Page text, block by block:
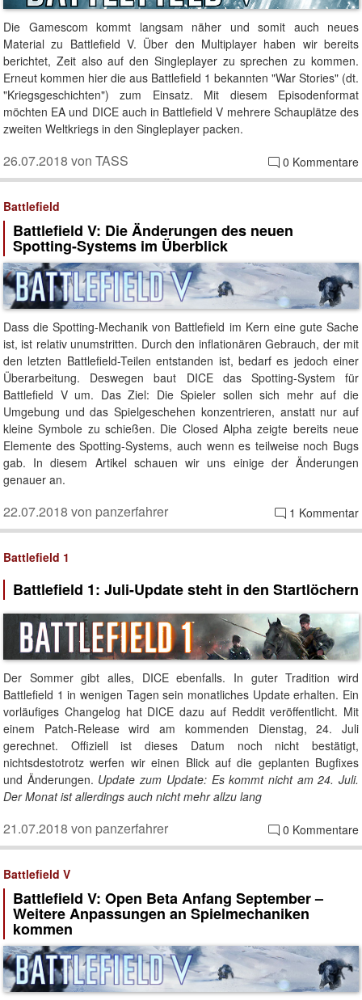
Die Gamescom kommt langsam näher und somit auch neues
Material zu Battlefield V. Über den Multiplayer haben wir bereits
berichtet, Zeit also auf den Singleplayer zu sprechen zu kommen.
Erneut kommen hier die aus Battlefield 1 bekannten "War Stories" (dt.
"Kriegsgeschichten") zum Einsatz. Mit diesem Episodenformat
möchten EA und DICE auch in Battlefield V mehrere Schauplätze des
zweiten Weltkriegs in den Singleplayer packen.
0 Kommentare
26.07.2018 von TASS
Battlefield
Battlefield V: Die Änderungen des neuen
Spotting-Systems im Überblick
Dass die Spotting-Mechanik von Battlefield im Kern eine gute Sache
ist, ist relativ unumstritten. Durch den inflationären Gebrauch, der mit
den letzten Battlefield-Teilen entstanden ist, bedarf es jedoch einer
Überarbeitung. Deswegen baut DICE das Spotting-System für
Battlefield V um. Das Ziel: Die Spieler sollen sich mehr auf die
Umgebung und das Spielgeschehen konzentrieren, anstatt nur auf
kleine Symbole zu schießen. Die Closed Alpha zeigte bereits neue
Elemente des Spotting-Systems, auch wenn es teilweise noch Bugs
gab. In diesem Artikel schauen wir uns einige der Änderungen
genauer an.
1 Kommentar
22.07.2018 von panzerfahrer
Battlefield 1
Battlefield 1: Juli-Update steht in den Startlöchern
Der Sommer gibt alles, DICE ebenfalls. In guter Tradition wird
Battlefield 1 in wenigen Tagen sein monatliches Update erhalten. Ein
vorläufiges Changelog hat DICE dazu auf Reddit veröffentlicht. Mit
einem Patch-Release wird am kommenden Dienstag, 24. Juli
gerechnet. Offiziell ist dieses Datum noch nicht bestätigt,
nichtsdestotrotz werfen wir einen Blick auf die geplanten Bugfixes
und Änderungen. Update zum Update: Es kommt nicht am 24. Juli.
Der Monat ist allerdings auch nicht mehr allzu lang
0 Kommentare
21.07.2018 von panzerfahrer
Battlefield V
Battlefield V: Open Beta Anfang September –
Weitere Anpassungen an Spielmechaniken
kommen